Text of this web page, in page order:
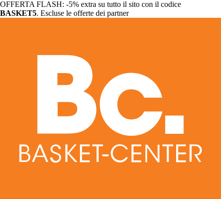
OFFERTA FLASH: -5% extra su tutto il sito con il codice
BASKET5. Escluse le offerte dei partner